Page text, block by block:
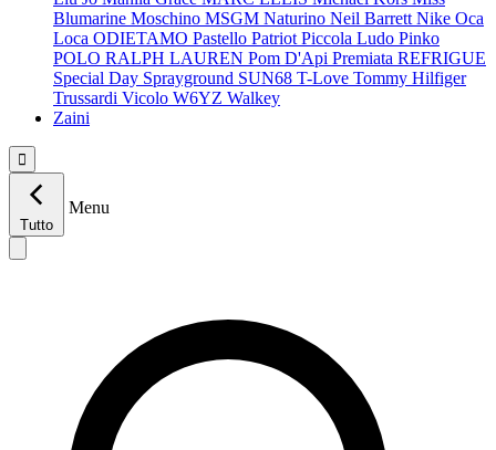
Blumarine Moschino MSGM Naturino Neil Barrett Nike Oca
Loca ODIETAMO Pastello Patriot Piccola Ludo Pinko
POLO RALPH LAUREN Pom D'Api Premiata REFRIGUE
Special Day Sprayground SUN68 T-Love Tommy Hilfiger
Trussardi Vicolo W6YZ Walkey
Zaini

Tutto
Menu